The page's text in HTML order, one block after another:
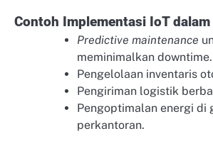
Contoh Implementasi IoT
Predictive maintenance
meminimalkan downtime.
Pengelolaan inventaris
Pengiriman logistik
Pengoptimalan energi di
perkantoran.